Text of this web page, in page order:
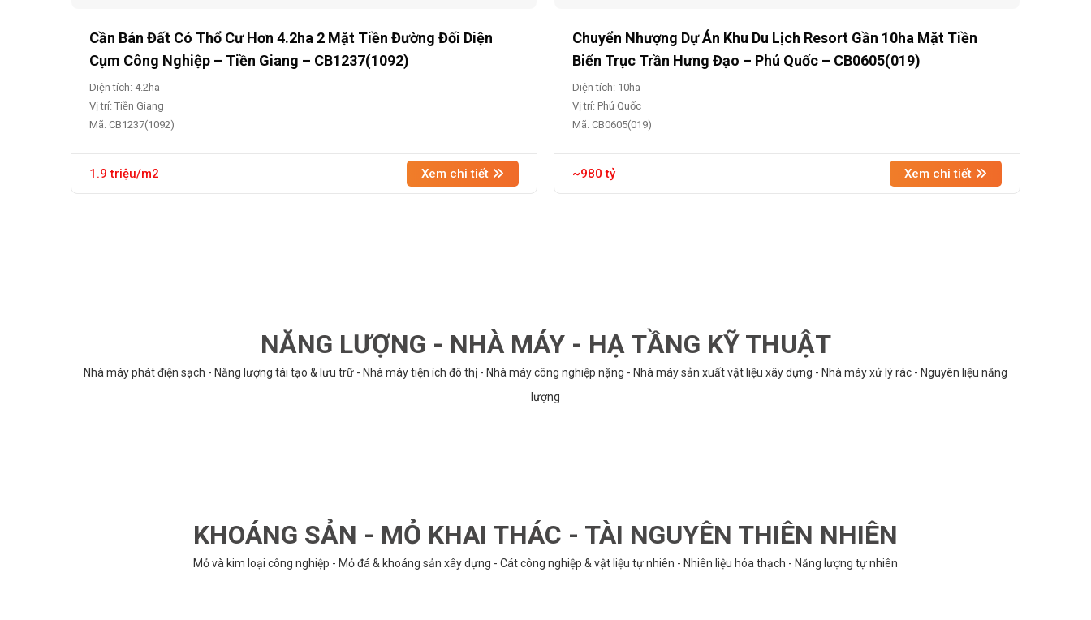
Cần Bán Đất Có Thổ Cư Hơn 4.2ha 2 Mặt Tiền Đường Đối Diện
Cụm Công Nghiệp – Tiền Giang – CB1237(1092)
Diện tích: 4.2ha
Vị trí: Tiền Giang
Mã: CB1237(1092)
1.9 triệu/m2 Xem chi tiết
Chuyển Nhượng Dự Án Khu Du Lịch Resort Gần 10ha Mặt Tiền
Biển Trục Trần Hưng Đạo – Phú Quốc – CB0605(019)
Diện tích: 10ha
Vị trí: Phú Quốc
Mã: CB0605(019)
~980 tỷ Xem chi tiết
NĂNG LƯỢNG - NHÀ MÁY - HẠ TẦNG KỸ THUẬT
Nhà máy phát điện sạch - Năng lượng tái tạo & lưu trữ - Nhà máy tiện ích đô thị - Nhà máy công nghiệp nặng - Nhà máy sản xuất vật liệu xây dựng - Nhà máy xử lý rác - Nguyên liệu năng
lượng
KHOÁNG SẢN - MỎ KHAI THÁC - TÀI NGUYÊN THIÊN NHIÊN
Mỏ và kim loại công nghiệp - Mỏ đá & khoáng sản xây dựng - Cát công nghiệp & vật liệu tự nhiên - Nhiên liệu hóa thạch - Năng lượng tự nhiên